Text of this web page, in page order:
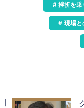
挫折を乗
現場と